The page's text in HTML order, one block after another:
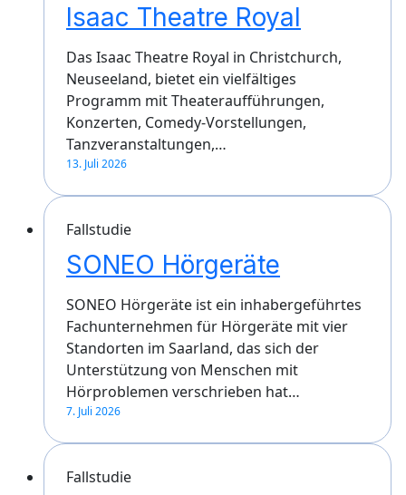
Isaac Theatre Royal
Das Isaac Theatre Royal in Christchurch,
Neuseeland, bietet ein vielfältiges
Programm mit Theateraufführungen,
Konzerten, Comedy-Vorstellungen,
Tanzveranstaltungen,…
13. Juli 2026
Fallstudie
SONEO Hörgeräte
SONEO Hörgeräte ist ein inhabergeführtes
Fachunternehmen für Hörgeräte mit vier
Standorten im Saarland, das sich der
Unterstützung von Menschen mit
Hörproblemen verschrieben hat…
7. Juli 2026
Fallstudie